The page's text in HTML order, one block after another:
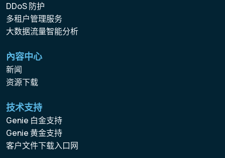
DDoS 防护
多租户管理服务
大数据流量智能分析
內容中心
新闻
资源下载
技术支持
Genie 白金支持
Genie 黄金支持
客户文件下载入口网